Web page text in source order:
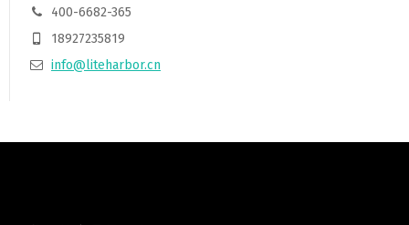
400-6682-365
18927235819
info@liteharbor.cn